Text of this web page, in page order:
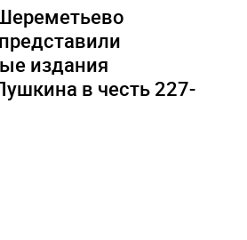
издания
в честь 227-